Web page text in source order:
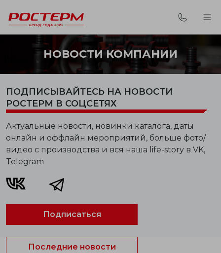
НОВОСТИ КОМПАНИИ
ПОДПИСЫВАЙТЕСЬ НА НОВОСТИ
РОСТЕРМ В СОЦСЕТЯХ
Актуальные новости, новинки каталога, даты
онлайн и оффлайн мероприятий, больше фото/
видео с производства и вся наша life-story в VK,
Telegram
Подписаться
Последние новости